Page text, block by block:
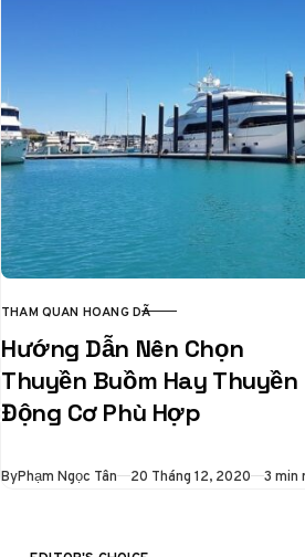
CATEGORY
THAM QUAN HOANG DÃ
Hướng Dẫn Nên Chọn
Thuyền Buồm Hay Thuyền
Động Cơ Phù Hợp
ByPhạm Ngọc Tân Published
20 Tháng 12, 2020 3 min